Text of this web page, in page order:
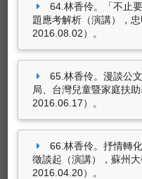
64.林香伶。「不止
題應考解析（演講），
2016.08.02）。
65.林香伶。漫談公
局、台灣兒童暨家庭扶
2016.06.17）。
66.林香伶。抒情轉
徵談起（演講），蘇州
2016.04.20）。